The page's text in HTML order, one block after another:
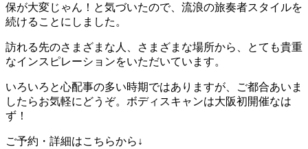
保が大変じゃん！と気づいたので、流浪の旅奏者スタイルを
続けることにしました。
訪れる先のさまざまな人、さまざまな場所から、とても貴重
なインスピレーションをいただいています。
いろいろと心配事の多い時期ではありますが、ご都合あいま
したらお気軽にどうぞ。ボディスキャンは大阪初開催なは
ず！
ご予約・詳細はこちらから↓